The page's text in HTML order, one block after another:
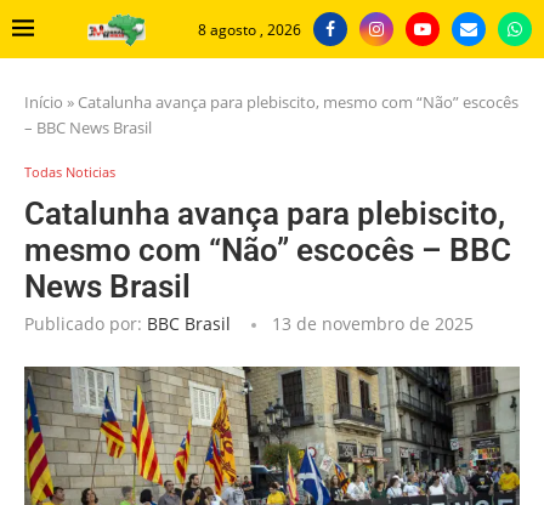
8 agosto , 2026
Início » Catalunha avança para plebiscito, mesmo com “Não” escocês
– BBC News Brasil
Todas Noticias
Catalunha avança para plebiscito,
mesmo com “Não” escocês – BBC
News Brasil
Publicado por: BBC Brasil 13 de novembro de 2025